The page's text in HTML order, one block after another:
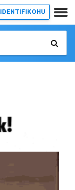
IDENTIFIKOHU